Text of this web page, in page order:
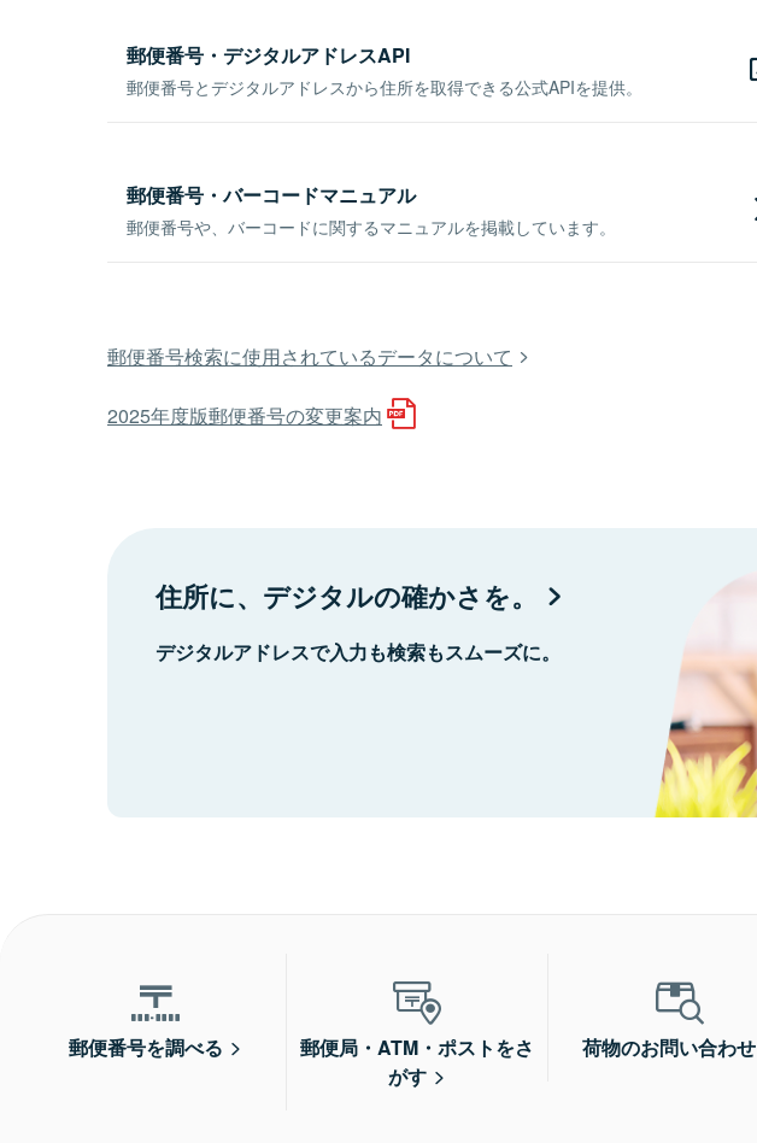
郵便番号・デジタルアドレスAPI
郵便番号とデジタルアドレスから住所を取得できる公式APIを提供。
郵便番号・バーコードマニュアル
郵便番号や、バーコードに関するマニュアルを掲載しています。
郵便番号検索に使用されているデータについて
2025年度版郵便番号の変更案内
住所に、デジタルの確かさを。
デジタルアドレスで入力も検索もスムーズに。
郵便番号を調べる
郵便局・ATM・ポストをさ
がす
荷物のお問い合わせ